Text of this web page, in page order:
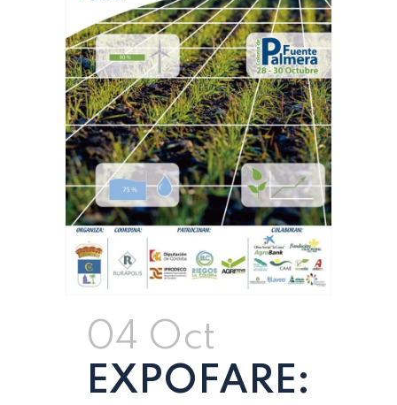
04 Oct
EXPOFARE: